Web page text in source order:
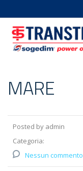
MARE
Posted by admin
Categoria:
Nessun commento